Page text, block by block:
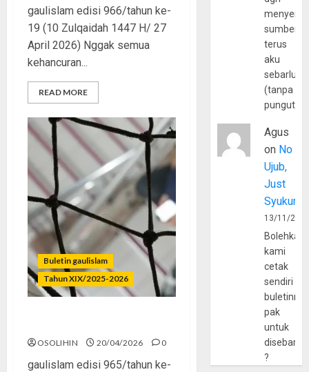
gaulislam edisi 966/tahun ke-
19 (10 Zulqaidah 1447 H/ 27
April 2026) Nggak semua
kehancuran...
READ MORE
Buletin gaulislam
Tahun XIX/2025-2026
OSOLIHIN 20/04/2026 0
gaulislam edisi 965/tahun ke-
sumber
terus
aku
(tanpa
Agus
on No
Ujub,
Just
Syukur
13/11/
Bolehkah
kami
cetak
sendiri
pak
untuk
?